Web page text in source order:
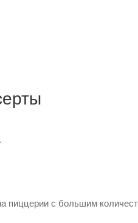
пиццерии с большим